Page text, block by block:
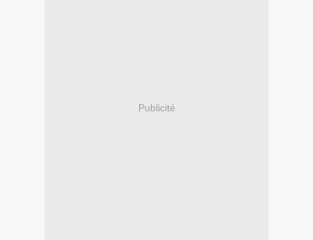
Publicité